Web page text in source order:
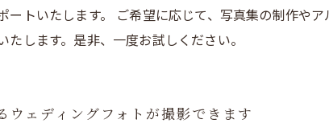
ートいたします。 ご希望に応じて、写真集の制作や
たします。是非、一度お試しください。
ウェディングフォトが撮影できます